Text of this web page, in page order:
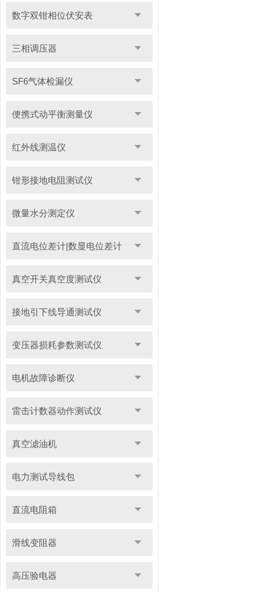
数字双钳相位伏安表
三相调压器
SF6气体检漏仪
便携式动平衡测量仪
红外线测温仪
钳形接地电阻测试仪
微量水分测定仪
直流电位差计|数显电位差计
真空开关真空度测试仪
接地引下线导通测试仪
变压器损耗参数测试仪
电机故障诊断仪
雷击计数器动作测试仪
真空滤油机
电力测试导线包
直流电阻箱
滑线变阻器
高压验电器